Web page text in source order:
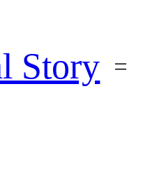
Story